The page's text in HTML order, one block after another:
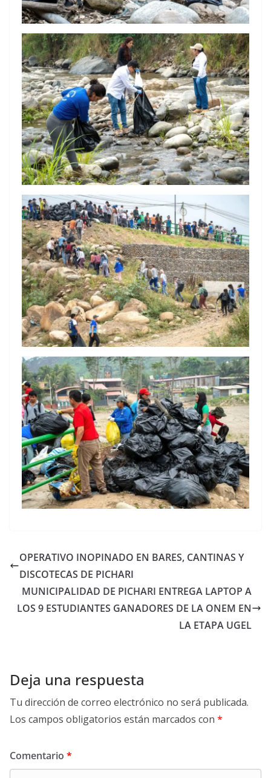
OPERATIVO INOPINADO EN BARES, CANTINAS Y
DISCOTECAS DE PICHARI
MUNICIPALIDAD DE PICHARI ENTREGA LAPTOP A
LOS 9 ESTUDIANTES GANADORES DE LA ONEM EN
LA ETAPA UGEL
Deja una respuesta
Tu dirección de correo electrónico no será publicada.
Los campos obligatorios están marcados con *
Comentario *